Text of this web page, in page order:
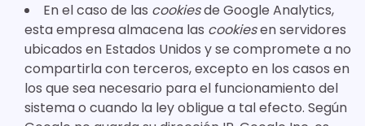
En el caso de las cookiesde Google Analytics,
esta empresa almacena las cookiesen servidores
ubicados en Estados Unidos y se compromete a no
compartirla con terceros, excepto en los casos en
los que sea necesario para el funcionamiento del
sistema o cuando la ley obligue a tal efecto. Según